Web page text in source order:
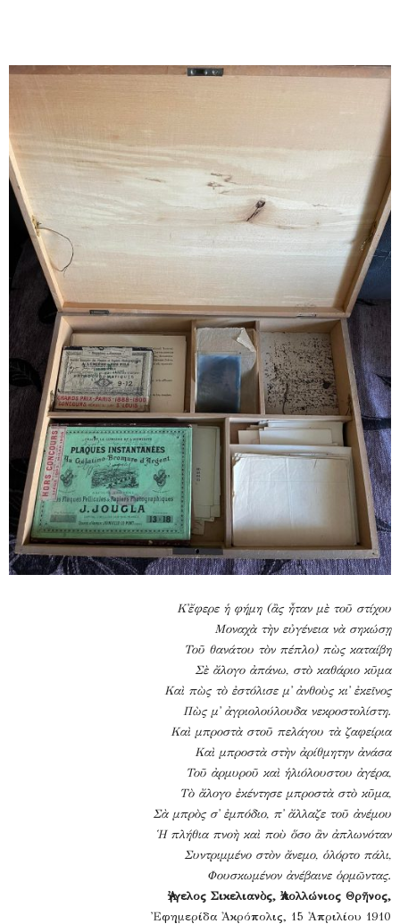
Κ᾽ἔφερε ἡ φήμη (ἂς ἦταν μὲ τοῦ στίχου
Μοναχὰ τὴν εὐγένεια νὰ σηκώσῃ
Τοῦ θανάτου τὸν πέπλο) πὼς καταίβη
Σὲ ἄλογο ἀπάνω, στὸ καθάριο κῦμα
Καὶ πὼς τὸ ἐστόλισε μ᾽ ἀνθοὺς κι᾽ ἐκεῖνος
Πὼς μ᾽ ἀγριολούλουδα νεκροστολίστη.
Καὶ μπροστὰ στοῦ πελάγου τὰ ζαφείρια
Καὶ μπροστὰ στὴν ἀρίθμητην ἀνάσα
Τοῦ ἀρμυροῦ καὶ ἡλιόλουστου ἀγέρα,
Τὸ ἄλογο ἐκέντησε μπροστὰ στὸ κῦμα,
Σὰ μπρὸς σ᾽ ἐμπόδιο, π᾽ ἄλλαζε τοῦ ἀνέμου
Ἡ πλήθια πνοὴ καὶ ποὺ ὅσο ἂν ἀπλωνόταν
Συντριμμένο στὸν ἄνεμο, ὁλόρτο πάλι,
Φουσκωμένον ἀνέβαινε ὁρμῶντας.
Ἀγγελος Σικελιανὸς, Ἀπολλώνιος Θρῆνος,
Ἐφημερίδα Ἀκρόπολις, 15 Ἀπριλίου 1910